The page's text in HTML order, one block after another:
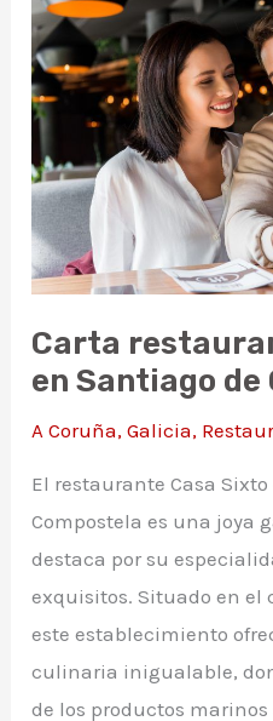
Santiago
de
Compostela
Carta
en Santiago de
A Coruña,Galicia,
El restaurante Casa
Compostela es una joya
destaca por su
exquisitos. Situado en el
este establecimiento
culinaria inigualable,
de los productos